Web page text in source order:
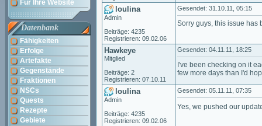
Für Ihre Website
Datenbank
Fähigkeiten
Erfolge
Artefakte
Gegenstände
Fraktionen
NSCs
Quests
Rezepte
Gebiete
loulina
Admin
Beiträge: 4235
Registrieren: 09.02.06
Gesendet: 31.10.11, 05:15
Sorry guys, this issue has
Hawkeye
Mitglied
Beiträge: 2
Registrieren: 07.10.11
Gesendet: 04.11.11, 18:25
I've been checking on it
few more days than I'd
loulina
Admin
Beiträge: 4235
Registrieren: 09.02.06
Gesendet: 05.11.11, 07:35
Yes, we pushed our